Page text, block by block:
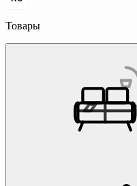
Товары